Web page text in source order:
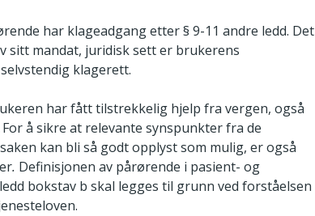
har klageadgang etter § 9-11 andre ledd. Det
sitt mandat, juridisk sett er brukerens
klagerett.
har fått tilstrekkelig hjelp fra vergen, også
å sikre at relevante synspunkter fra de
kan bli så godt opplyst som mulig, er også
. Definisjonen av pårørende i pasient- og
bokstav b skal legges til grunn ved forståelsen